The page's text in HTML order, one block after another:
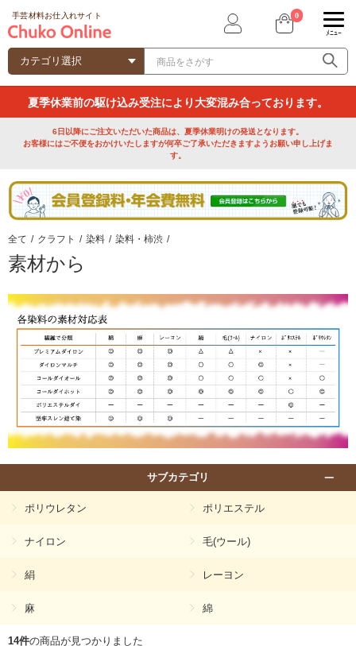
手芸材料お仕入れサイト 0
ﾒﾆｭｰ
夏季休業前の駆け込み受注により大変混み合っております。
6日以降にご注文いただいた商品は、夏季休業明けの発送となります。
お客様にはご不便をおかけいたしますが何卒ご了承いただきますようお願い申し上げま
す。
全て / クラフト / 染料 / 染料・柿渋 /
素材から
サブカテゴリ
ポリウレタン ポリエステル
ナイロン 毛(ウール)
絹 レーヨン
麻 綿
14件の商品が見つかりました